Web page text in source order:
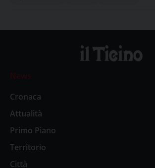
News
Cronaca
Attualità
Primo Piano
Territorio
Città